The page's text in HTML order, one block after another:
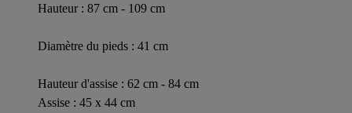
Hauteur : 87 cm - 109 cm
Diamètre du pieds : 41 cm
Hauteur d'assise : 62 cm - 84 cm
Assise : 45 x 44 cm